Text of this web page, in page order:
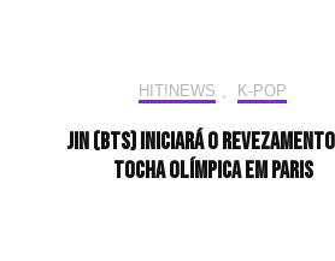
HIT!NEWS , K-POP
Jin (BTS) iniciará o
tocha olímpica em Paris